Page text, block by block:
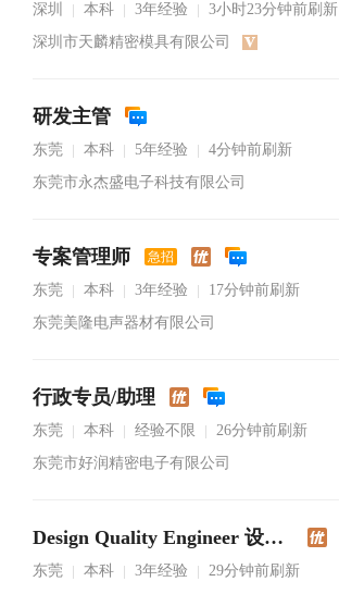
深圳 本科 3年经验
3小时23分钟前刷新
深圳市天麟精密模具有限公司
研发主管
东莞 本科 5年经验
4分钟前刷新
东莞市永杰盛电子科技有限公司
专案管理师 急招
东莞 本科 3年经验
17分钟前刷新
东莞美隆电声器材有限公司
行政专员/助理
东莞 本科 经验不限
26分钟前刷新
东莞市好润精密电子有限公司
Design Quality Engineer 设计品质工程师
东莞 本科 3年经验
29分钟前刷新